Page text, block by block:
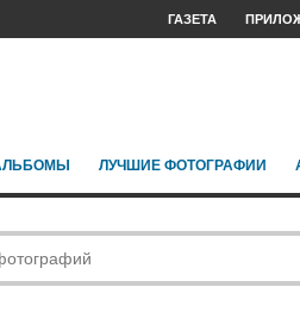
ГАЗЕТА
ЛУЧШИЕ ФОТОГРАФИИ